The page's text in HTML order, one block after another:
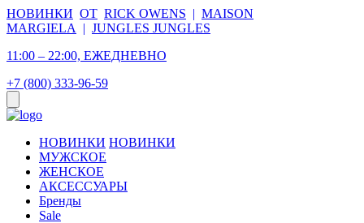
НОВИНКИ ОТ RICK OWENS | MAISON
MARGIELA
| JUNGLES JUNGLES
11:00 – 22:00, ЕЖЕДНЕВНО
+7 (800) 333-96-59
НОВИНКИ НОВИНКИ
МУЖСКОЕ
ЖЕНСКОЕ
АКСЕССУАРЫ
Бренды
Sale